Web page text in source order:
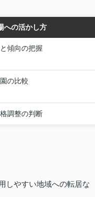
への活かし方
傾向の把握
の比較
調整の判断
しやすい地域への転居な